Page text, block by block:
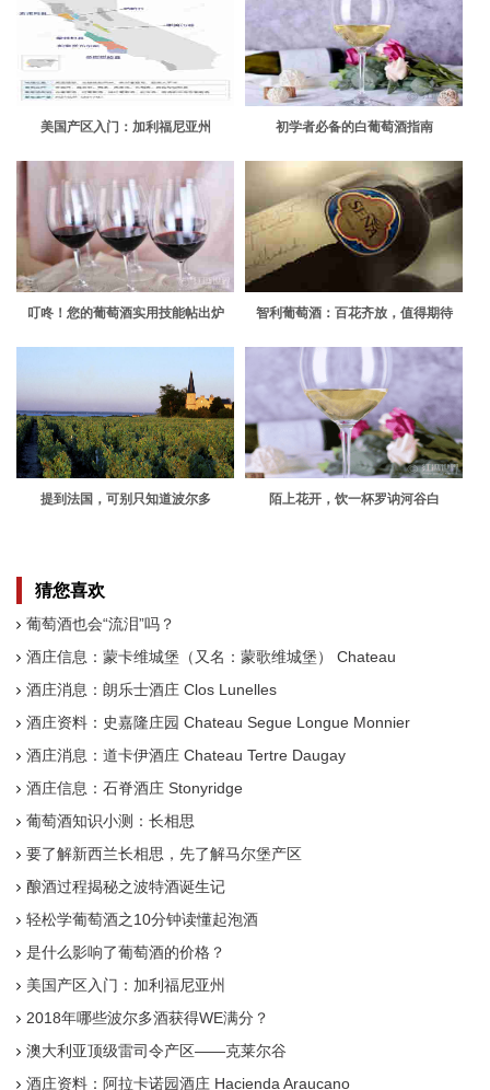
美国产区入门：加利福尼亚州 初学者必备的白葡萄酒指南
叮咚！您的葡萄酒实用技能帖出炉
智利葡萄酒：百花齐放，值得期待
提到法国，可别只知道波尔多 陌上花开，饮一杯罗讷河谷白
猜您喜欢
葡萄酒也会“流泪”吗？
酒庄信息：蒙卡维城堡（又名：蒙歌维城堡） Chateau
酒庄消息：朗乐士酒庄 Clos Lunelles
酒庄资料：史嘉隆庄园 Chateau Segue Longue Monnier
酒庄消息：道卡伊酒庄 Chateau Tertre Daugay
酒庄信息：石脊酒庄 Stonyridge
葡萄酒知识小测：长相思
要了解新西兰长相思，先了解马尔堡产区
酿酒过程揭秘之波特酒诞生记
轻松学葡萄酒之10分钟读懂起泡酒
是什么影响了葡萄酒的价格？
美国产区入门：加利福尼亚州
2018年哪些波尔多酒获得WE满分？
澳大利亚顶级雷司令产区——克莱尔谷
酒庄资料：阿拉卡诺园酒庄 Hacienda Araucano